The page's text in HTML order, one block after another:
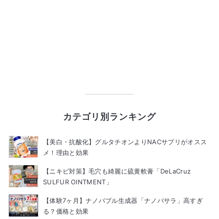
カテゴリ別ランキング
【美白・抗酸化】グルタチオンよりNACサプリがオスス
メ！理由と効果
【ニキビ対策】毛穴も綺麗に硫黄軟膏「DeLaCruz
SULFUR OINTMENT」
【体験7ヶ月】ナノバブル生成器「ナノバサラ」高すぎ
る？価格と効果